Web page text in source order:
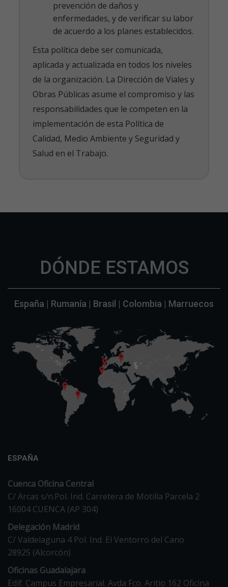
prevención de daños y
enfermedades, y de verificar su labor
de acuerdo a los planes establecidos.
Esta política debe ser comunicada,
aplicada y actualizada en todos los niveles
de la organización. La Dirección de Viales y
Obras Públicas asume el compromiso y las
responsabilidades que le competen en la
implementación de esta Política de
Calidad, Medio Ambiente y Seguridad y
Salud en el Trabajo.
DÓNDE ESTAMOS
España | Rumanía | Brasil | Colombia | Marruecos
ESPAÑA
Cuenca Oficina Central
C/ Arcas s/n.Pol. Ind. Carretera de Motilla Parcela 2
16004 CUENCA (AP 304)
Delegación Madrid
C/ Valdelaguna 4 Pol. Ind. El Ventorro del Cano
28925 (Alcorcón)
Oficinas Guadalajara
Edif. Campus Empresarial. Avda Fco. Aritio 162 Oficina